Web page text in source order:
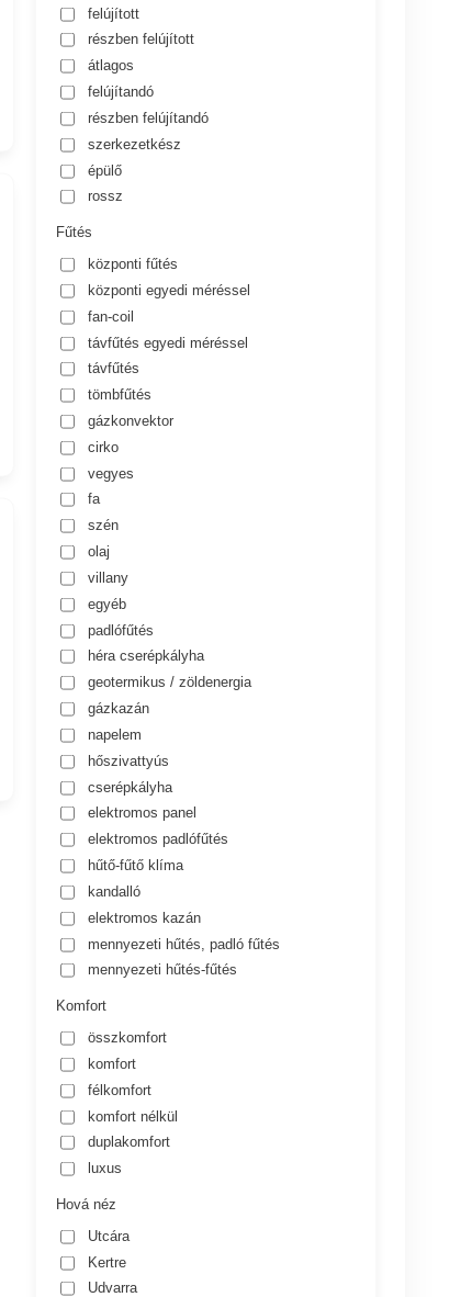
felújított
részben felújított
átlagos
felújítandó
részben felújítandó
szerkezetkész
épülő
rossz
Fűtés
központi fűtés
központi egyedi méréssel
fan-coil
távfűtés egyedi méréssel
távfűtés
tömbfűtés
gázkonvektor
cirko
vegyes
fa
szén
olaj
villany
egyéb
padlófűtés
héra cserépkályha
geotermikus / zöldenergia
gázkazán
napelem
hőszivattyús
cserépkályha
elektromos panel
elektromos padlófűtés
hűtő-fűtő klíma
kandalló
elektromos kazán
mennyezeti hűtés, padló fűtés
mennyezeti hűtés-fűtés
Komfort
összkomfort
komfort
félkomfort
komfort nélkül
duplakomfort
luxus
Hová néz
Utcára
Kertre
Udvarra